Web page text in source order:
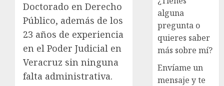
Doctorado en Derecho
Público, además de los
23 años de experiencia
en el Poder Judicial en
Veracruz sin ninguna
falta administrativa.
alguna
pregunta o
quieres saber
más sobre mí?
Envíame un
mensaje y te